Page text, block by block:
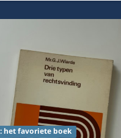
het favoriete boek